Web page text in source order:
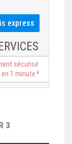
sécurisé
en 1 minute
3